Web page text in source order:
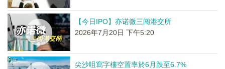
【今日IPO】亦诺微三闯港交所
2026年7月20日 下午5:20
尖沙咀寫字樓空置率於6月跌至6.7%